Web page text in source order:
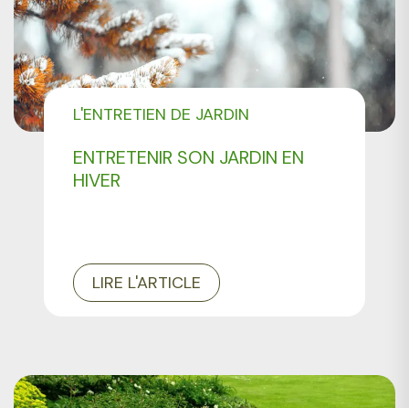
ENTRETENIR SON JARDIN EN
HIVER
L'ENTRETIEN DE JARDIN
LIRE L'ARTICLE